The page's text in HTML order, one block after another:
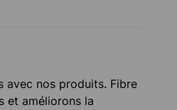
nos produits. Fibre
et améliorons la